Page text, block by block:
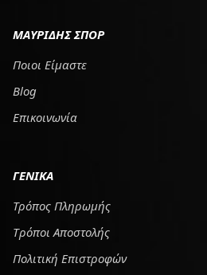
ΜΑΥΡΙΔΗΣ ΣΠΟΡ
Ποιοι Είμαστε
Blog
Επικοινωνία
ΓΕΝΙΚΑ
Τρόπος Πληρωμής
Tρόποι Αποστολής
Πολιτική Επιστροφών